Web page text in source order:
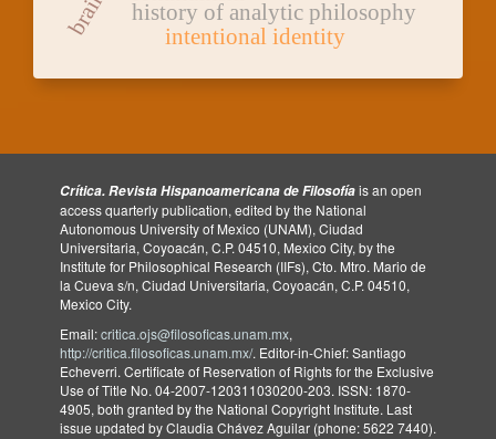
history of analytic philosophy
intentional identity
Crítica. Revista Hispanoamericana de Filosofíais an open
access quarterly publication, edited by the National
Autonomous University of Mexico (UNAM), Ciudad
Universitaria, Coyoacán, C.P. 04510, Mexico City, by the
Institute for Philosophical Research (IIFs), Cto. Mtro. Mario de
la Cueva s/n, Ciudad Universitaria, Coyoacán, C.P. 04510,
Mexico City.
Email:critica.ojs@filosoficas.unam.mx,
http://critica.filosoficas.unam.mx/. Editor-in-Chief: Santiago
Echeverri. Certificate of Reservation of Rights for the Exclusive
Use of Title No. 04-2007-120311030200-203. ISSN: 1870-
4905, both granted by the National Copyright Institute. Last
issue updated by Claudia Chávez Aguilar (phone: 5622 7440).